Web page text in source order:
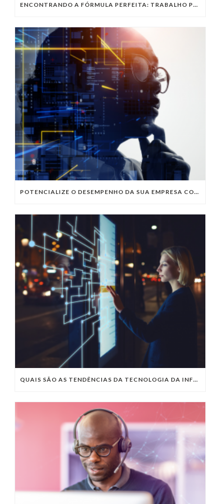
ENCONTRANDO A FÓRMULA PERFEITA: TRABALHO PRESENCIAL, HOME OFFICE OU TRABALHO HÍBRIDO?
POTENCIALIZE O DESEMPENHO DA SUA EMPRESA COM OS SERVIÇOS DE TI DA VIVO VITA
QUAIS SÃO AS TENDÊNCIAS DA TECNOLOGIA DA INFORMAÇÃO PARA 2023?